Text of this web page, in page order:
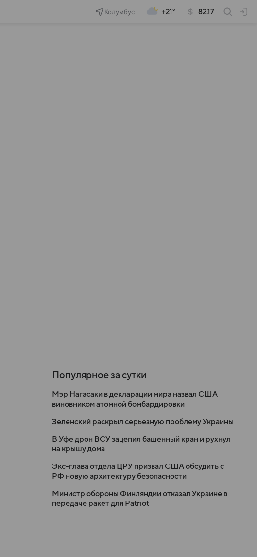
Колумбус +21° 82.17
Популярное за сутки
Мэр Нагасаки в декларации мира назвал США
виновником атомной бомбардировки
Зеленский раскрыл серьезную проблему Украины
В Уфе дрон ВСУ зацепил башенный кран и рухнул
на крышу дома
Экс-глава отдела ЦРУ призвал США обсудить с
РФ новую архитектуру безопасности
Министр обороны Финляндии отказал Украине в
передаче ракет для Patriot